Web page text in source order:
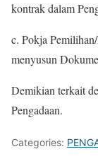
kontrak dalam
c. Pokja
menyusun
Demikian terkait
Pengadaan.
Categories: